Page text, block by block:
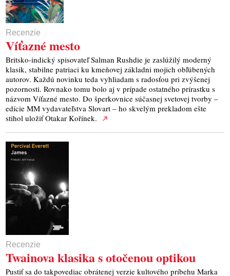
Recenzie
Víťazné mesto
Britsko-indický spisovateľ Salman Rushdie je zaslúžilý moderný
klasik, stabilne patriaci ku kmeňovej základni mojich obľúbených
autorov. Každú novinku teda vyhliadam s radosťou pri zvýšenej
pozornosti. Rovnako tomu bolo aj v prípade ostatného prírastku s
názvom Víťazné mesto. Do šperkovnice súčasnej svetovej tvorby –
edície MM vydavateľstva Slovart – ho skvelým prekladom ešte
stihol uložiť Otakar Kořínek.
Recenzie
Twainova klasika s otočenou optikou
Pustiť sa do takpovediac obrátenej verzie kultového príbehu Marka